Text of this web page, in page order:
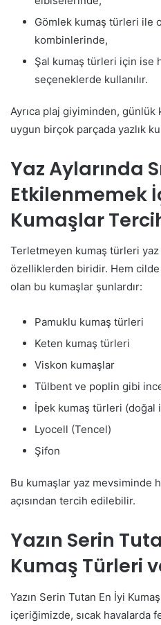
Gömlek kumaş türleri ile
kombinlerinde,
Şal kumaş türleri için ise
seçeneklerde kullanılır.
Ayrıca plaj giyiminden,
uygun birçok parçada yazlık
Yaz Aylarında
Etkilenmemek
Kumaşlar
Terletmeyen kumaş türleri yaz
özelliklerden biridir. Hem
olan bu kumaşlar şunlardır:
Pamuklu kumaş türleri
Keten kumaş türleri
Viskon kumaşlar
Tülbent ve poplin gibi
İpek kumaş türleri (doğal
Lyocell (Tencel)
Şifon
Bu kumaşlar yaz mevsiminde
açısından tercih edilebilir.
Yazın Serin
Kumaş Türleri
Yazın Serin Tutan En İyi
içeriğimizde, sıcak havalarda